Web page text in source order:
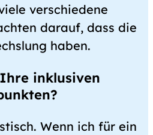
verschiedene
darauf, dass die
haben.
inklusiven
Wenn ich für ein